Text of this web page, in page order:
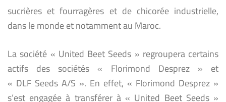
sucrières et fourragères et de chicorée industrielle,
dans le monde et notamment au Maroc.
La société « United Beet Seeds » regroupera certains
actifs des sociétés « Florimond Desprez » et
« DLF Seeds A/S ». En effet, « Florimond Desprez »
s’est engagée à transférer à « United Beet Seeds »